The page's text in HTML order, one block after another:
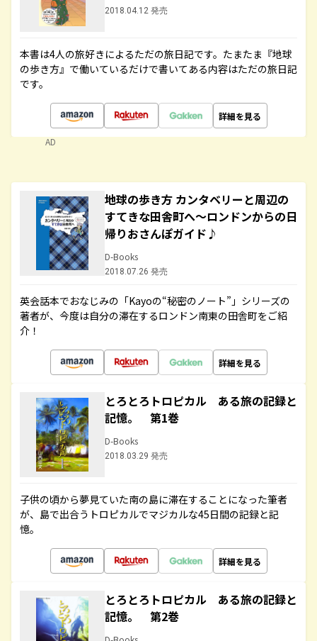
2018.04.12 発売
本書は4人の旅好きによるただの旅日記です。たまたま『地球
の歩き方』で働いているだけで書いてある内容はただの旅日記
です。
詳細を見る
AD
地球の歩き方 カンタベリーと周辺の
すてきな田舎町へ～ロンドンからの日
帰りおさんぽガイド♪
D-Books
2018.07.26 発売
英会話本でおなじみの「Kayoの“秘密のノート”」シリーズの
著者が、今度は自分の滞在するロンドン南東の田舎町をご紹
介！
詳細を見る
とろとろトロピカル ある旅の記録と
記憶。 第1巻
D-Books
2018.03.29 発売
子供の頃から夢見ていた南の島に滞在することになった筆者
が、島で出合うトロピカルでマジカルな45日間の記録と記
憶。
詳細を見る
とろとろトロピカル ある旅の記録と
記憶。 第2巻